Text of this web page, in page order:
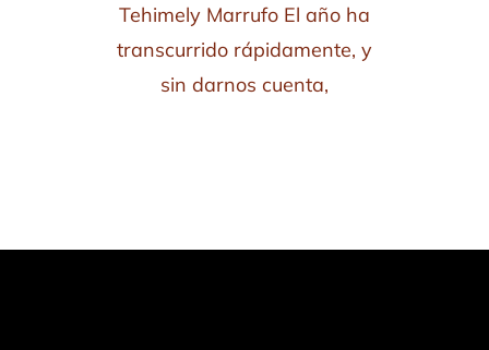
Tehimely Marrufo El año ha
transcurrido rápidamente, y
sin darnos cuenta,